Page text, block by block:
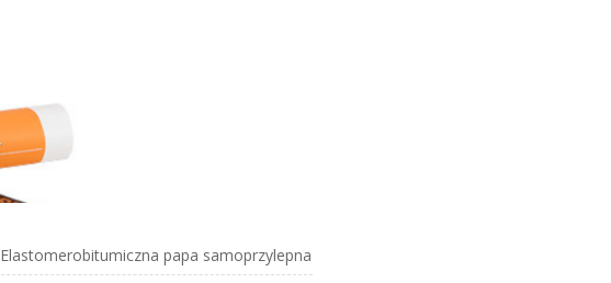
Elastomerobitumiczna papa samoprzylepna